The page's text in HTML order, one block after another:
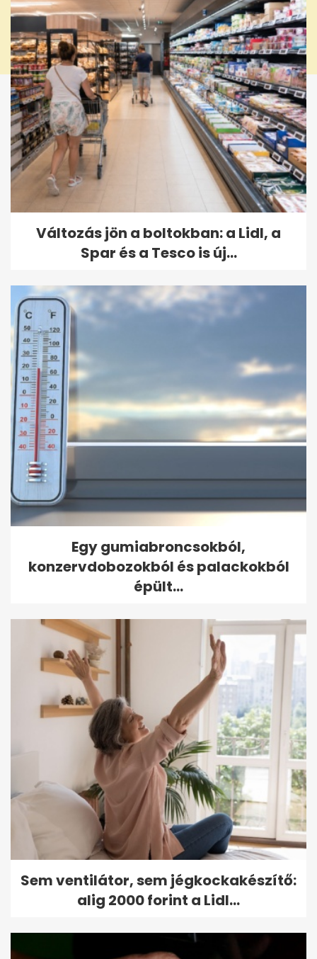
Változás jön a boltokban: a Lidl, a
Spar és a Tesco is új...
Egy gumiabroncsokból,
konzervdobozokból és palackokból
épült...
Sem ventilátor, sem jégkockakészítő:
alig 2000 forint a Lidl...